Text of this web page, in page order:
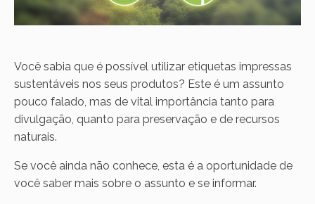
Você sabia que é possível utilizar etiquetas impressas
sustentáveis nos seus produtos? Este é um assunto
pouco falado, mas de vital importância tanto para
divulgação, quanto para preservação e de recursos
naturais.
Se você ainda não conhece, esta é a oportunidade de
você saber mais sobre o assunto e se informar.